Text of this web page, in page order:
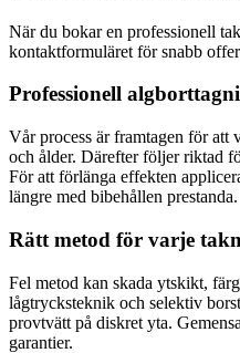
När du bokar en professionell
kontaktformuläret för snabb
Professionell
Vår process är framtagen för att
och ålder. Därefter följer riktad
För att förlänga effekten
längre med bibehållen prestanda.
Rätt metod för varje
Fel metod kan skada ytskikt,
lågtrycksteknik och selektiv
provtvätt på diskret yta.
garantier.